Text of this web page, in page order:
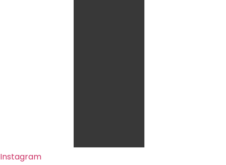
Instagram